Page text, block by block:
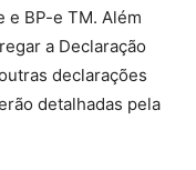
e BP-e TM. Além
a Declaração
declarações
detalhadas pela